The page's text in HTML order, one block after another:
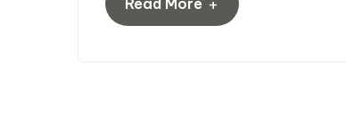
Read More